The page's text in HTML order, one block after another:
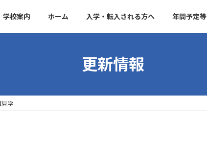
学校案内 ホーム 入学・転入される方へ 年間予定等
更新情報
学